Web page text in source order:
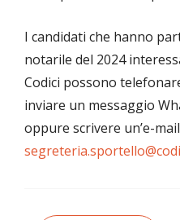
I candidati che hanno
notarile del 2024
Codici possono
inviare un messaggio
oppure scrivere un’e-